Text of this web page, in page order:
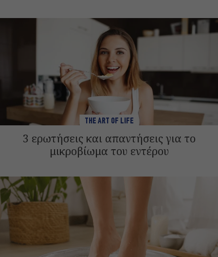
THE ART OF LIFE
3 ερωτήσεις και απαντήσεις για το
μικροβίωμα του εντέρου